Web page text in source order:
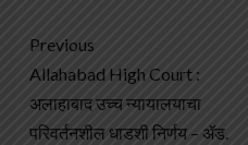
Previous
Allahabad High Court :
अलाहाबाद उच्च न्यायालयाचा
परिवर्तनशील धाडशी निर्णय – ॲड.